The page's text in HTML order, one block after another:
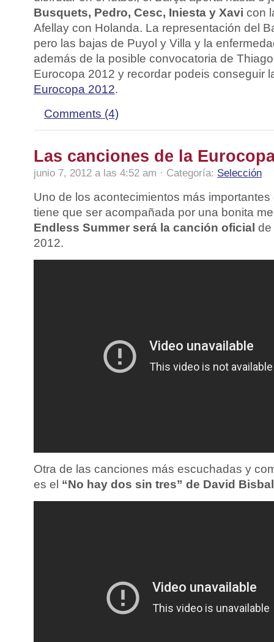
Busquets, Pedro, Cesc, Iniesta y Xavi con
Afellay con Holanda. La representación del
pero las bajas de Puyol y Villa y la
además de la posible convocatoria de
Eurocopa 2012 y recordar podeis conseguir
Eurocopa 2012.
Comments (4)
Las canciones de la
junio 7, 2012 a las 4:52 am · Categoría: Selección
Uno de los acontecimientos más
tiene que ser acompañada por una bonita
Endless Summer será la canción oficial de
2012.
Otra de las canciones más escuchadas y
es el “No hay dos sin tres” de David